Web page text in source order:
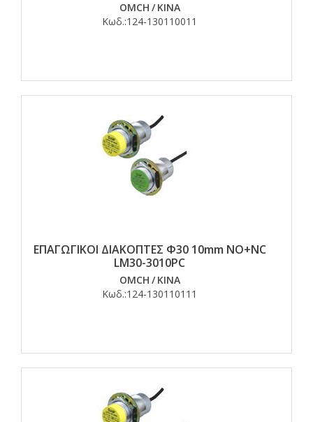
OMCH / ΚΙΝΑ
Κωδ.:124-130110011
ΕΠΑΓΩΓΙΚΟΙ ΔΙΑΚΟΠΤΕΣ Φ30 10mm NO+NC
LM30-3010PC
OMCH / ΚΙΝΑ
Κωδ.:124-130110111